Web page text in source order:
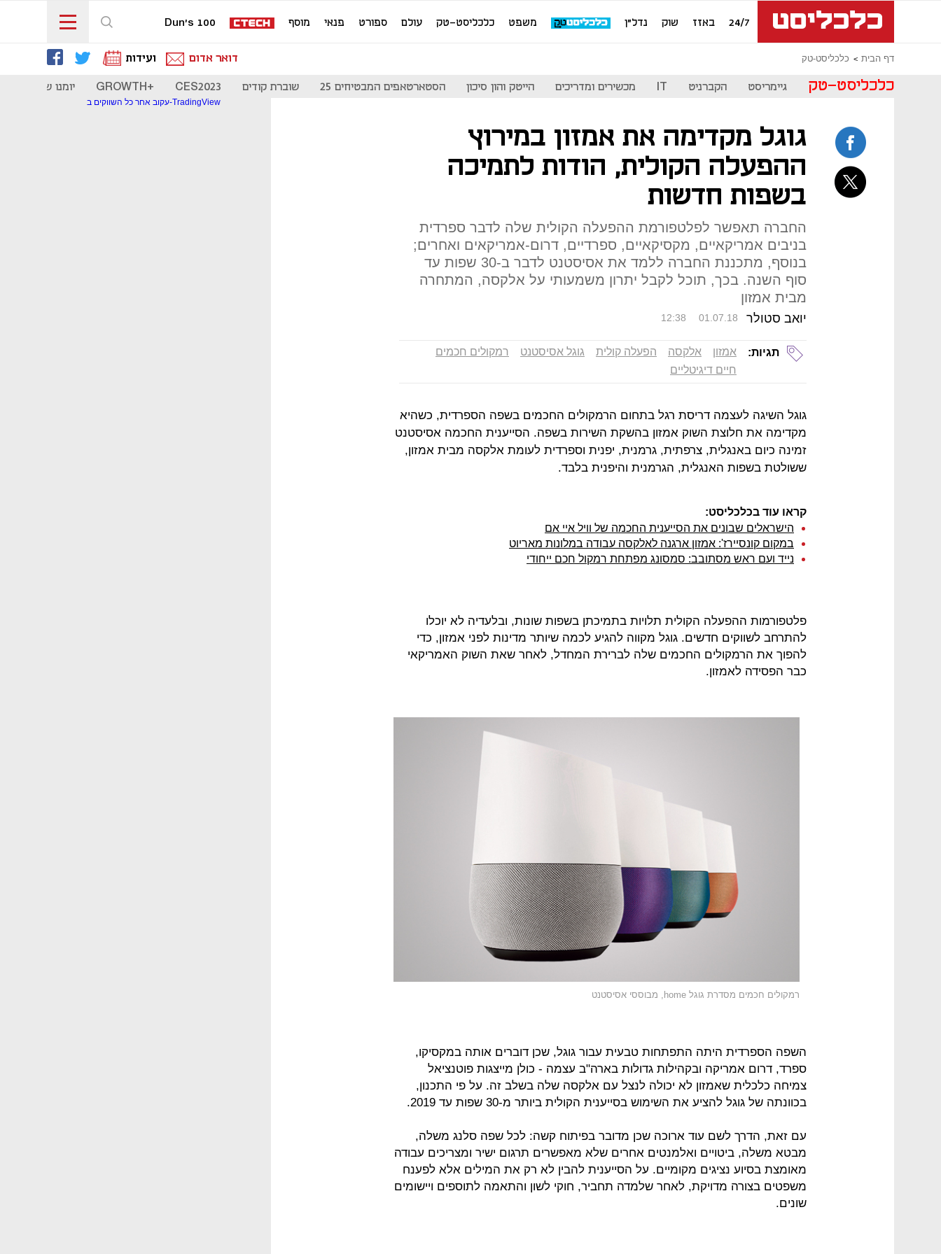
24/7 באזז שוק נדל"ן משפט כלכליסט-טק עולם ספורט פנאי מוסף Dun's 100
דף הבית כלכליסט-טק דואר אדום ועידות
כלכליסט-טק גיימריסט הקברניט IT מכשירים ומדריכים הייטק והון סיכון הסטארטאפים המבטיחים 25 שוברת קודים CES2023
+GROWTH יומנו של
גוגל מקדימה את אמזון במירוץ
ההפעלה הקולית, הודות לתמיכה
בשפות חדשות
החברה תאפשר לפלטפורמת ההפעלה הקולית שלה לדבר ספרדית
בניבים אמריקאיים, מקסיקאיים, ספרדיים, דרום-אמריקאים ואחרים;
בנוסף, מתכננת החברה ללמד את אסיסטנט לדבר ב-30 שפות עד
סוף השנה. בכך, תוכל לקבל יתרון משמעותי על אלקסה, המתחרה
מבית אמזון
יואב סטולר 12:38 01.07.18
תגיות: אמזון אלקסה הפעלה קולית גוגל אסיסטנט
רמקולים חכמים
חיים דיגיטליים
גוגל השיגה לעצמה דריסת רגל בתחום הרמקולים החכמים בשפה הספרדית, כשהיא
מקדימה את חלוצת השוק אמזון בהשקת השירות בשפה. הסייענית החכמה אסיסטנט
זמינה כיום באנגלית, צרפתית, גרמנית, יפנית וספרדית לעומת אלקסה מבית אמזון,
ששולטת בשפות האנגלית, הגרמנית והיפנית בלבד.
קראו עוד בכלכליסט:
הישראלים שבונים את הסייענית החכמה של וויל איי אם
במקום קונסיירז': אמזון ארגנה לאלקסה עבודה במלונות מאריוט
נייד ועם ראש מסתובב: סמסונג מפתחת רמקול חכם ייחודי
פלטפורמות ההפעלה הקולית תלויות בתמיכתן בשפות שונות, ובלעדיה לא יוכלו
להתרחב לשווקים חדשים. גוגל מקווה להגיע לכמה שיותר מדינות לפני אמזון, כדי
להפוך את הרמקולים החכמים שלה לברירת המחדל, לאחר שאת השוק האמריקאי
כבר הפסידה לאמזון.
רמקולים חכמים מסדרת גוגל home, מבוססי אסיסטנט
השפה הספרדית היתה התפתחות טבעית עבור גוגל, שכן דוברים אותה במקסיקו,
ספרד, דרום אמריקה ובקהילות גדולות בארה"ב עצמה - כולן מייצגות פוטנציאל
צמיחה כלכלית שאמזון לא יכולה לנצל עם אלקסה שלה בשלב זה. על פי התכנון,
בכוונתה של גוגל להציע את השימוש בסייענית הקולית ביותר מ-30 שפות עד 2019.
עם זאת, הדרך לשם עוד ארוכה שכן מדובר בפיתוח קשה: לכל שפה סלנג משלה,
מבטא משלה, ביטויים ואלמנטים אחרים שלא מאפשרים תרגום ישיר ומצריכים עבודה
מאומצת בסיוע נציגים מקומיים. על הסייענית להבין לא רק את המילים אלא לפענח
משפטים בצורה מדויקת, לאחר שלמדה תחביר, חוקי לשון והתאמה לתוספים ויישומים
שונים.
עקוב אחר כל השווקים ב-TradingView